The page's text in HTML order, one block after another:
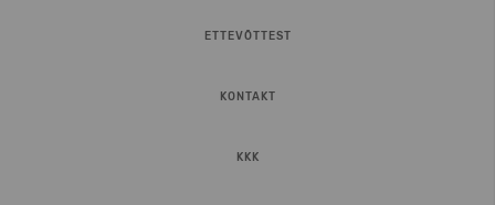
ETTEVÕTTEST
KONTAKT
KKK